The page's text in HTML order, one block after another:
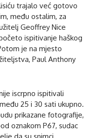
trajalo već gotovo
među ostalim, za
Geoffrey Nice
ispitivanje haškog
je na mjesto
Paul Anthony
iscrpno ispitivali
25 i 30 sati ukupno.
prikazane fotografije,
oznakom P67, sudac